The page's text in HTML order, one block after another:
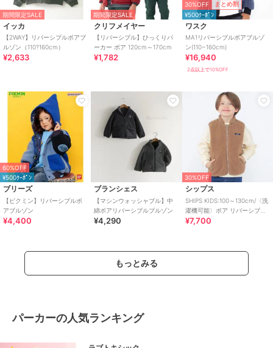
期間限定SALE
イッカ
【2WAY】リバーシブルボアブ
ルゾン（110?160cm）
¥2,633
期間限定SALE
クリフメイヤー
【リバーシブル】ひっくりパ
ーカー ボア 120cm～170cm
¥1,782
30%OFF まとめ割
¥500ｸｰﾎﾟﾝ
ワスク
MA1リバーシブルボアブルゾ
ン(110~160cm)
¥16,940
2点以上で10%OFF
60%OFF
¥500ｸｰﾎﾟﾝ
ブリーズ
【ピクミン】リバーシブルボ
アブルゾン
¥4,400
ブランシェス
【マシンウォッシャブル】中
綿ボアリバーシブルブルゾン
¥4,290
30%OFF
シップス
SHIPS KIDS:100～130cm/〈洗
濯機可能〉ボア リバーシブル
ベスト
¥7,700
もっとみる
パーカーの人気ランキング